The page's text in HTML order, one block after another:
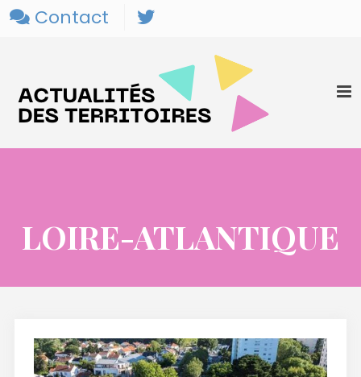
Contact
LOIRE-ATLANTIQUE